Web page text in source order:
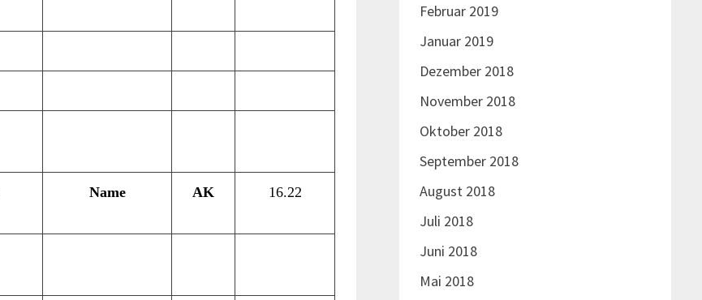
Name AK 16.22
Februar 2019
Januar 2019
Dezember 2018
November 2018
Oktober 2018
September 2018
August 2018
Juli 2018
Juni 2018
Mai 2018